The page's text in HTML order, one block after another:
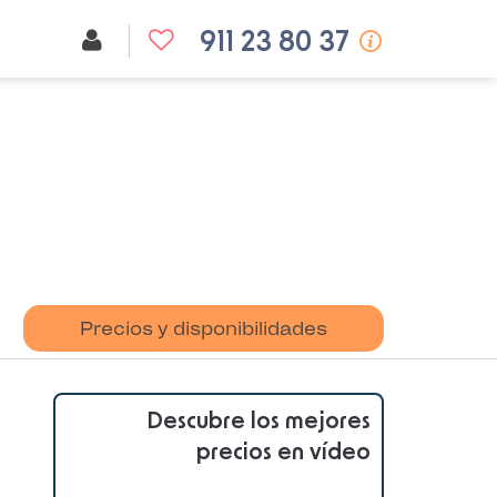
911 23 80 37
Precios y disponibilidades
Descubre los mejores
precios en vídeo